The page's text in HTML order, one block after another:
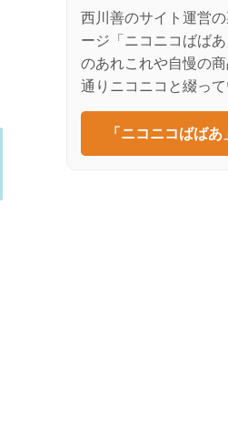
西川善のサイト運営
ージ「ニコニコばば
のあれこれや自慢の
通りニコニコと綴って
「ニコニコばばあ